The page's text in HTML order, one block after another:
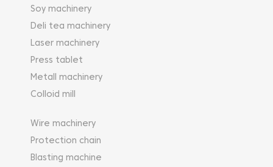
Soy machinery
Deli tea machinery
Laser machinery
Press tablet
Metall machinery
Colloid mill
Wire machinery
Protection chain
Blasting machine